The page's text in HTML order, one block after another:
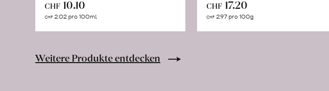
CHF 10.10
CHF 2.02 pro 100ml
CHF 17.20
CHF 2.97 pro 100g
Weitere Produkte entdecken